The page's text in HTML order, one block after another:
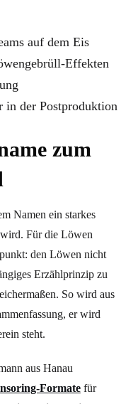
auf dem Eis
Effekten
in der Postproduktion
zum
Namen ein starkes
Für die Löwen
den Löwen nicht
Erzählprinzip zu
So wird aus
er wird
steht.
aus Hanau
Formatefür